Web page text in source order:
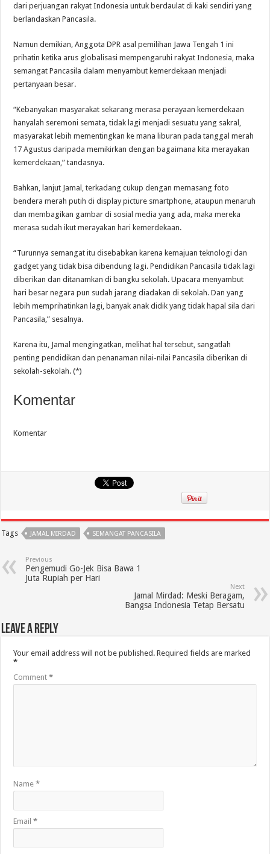
dari perjuangan rakyat Indonesia untuk berdaulat di kaki sendiri yang
berlandaskan Pancasila.
Namun demikian, Anggota DPR asal pemilihan Jawa Tengah 1 ini
prihatin ketika arus globalisasi mempengaruhi rakyat Indonesia, maka
semangat Pancasila dalam menyambut kemerdekaan menjadi
pertanyaan besar.
“Kebanyakan masyarakat sekarang merasa perayaan kemerdekaan
hanyalah seremoni semata, tidak lagi menjadi sesuatu yang sakral,
masyarakat lebih mementingkan ke mana liburan pada tanggal merah
17 Agustus daripada memikirkan dengan bagaimana kita merayakan
kemerdekaan,” tandasnya.
Bahkan, lanjut Jamal, terkadang cukup dengan memasang foto
bendera merah putih di display picture smartphone, ataupun menaruh
dan membagikan gambar di sosial media yang ada, maka mereka
merasa sudah ikut merayakan hari kemerdekaan.
“Turunnya semangat itu disebabkan karena kemajuan teknologi dan
gadget yang tidak bisa dibendung lagi. Pendidikan Pancasila tidak lagi
diberikan dan ditanamkan di bangku sekolah. Upacara menyambut
hari besar negara pun sudah jarang diadakan di sekolah. Dan yang
lebih memprihatinkan lagi, banyak anak didik yang tidak hapal sila dari
Pancasila,” sesalnya.
Karena itu, Jamal mengingatkan, melihat hal tersebut, sangatlah
penting pendidikan dan penanaman nilai-nilai Pancasila diberikan di
sekolah-sekolah. (*)
Komentar
Komentar
Tags JAMAL MIRDAD SEMANGAT PANCASILA
Previous
Pengemudi Go-Jek Bisa Bawa 1
Juta Rupiah per Hari
Next
Jamal Mirdad: Meski Beragam,
Bangsa Indonesia Tetap Bersatu
Leave a Reply
Your email address will not be published. Required fields are marked
*
Comment*
Name*
Email*